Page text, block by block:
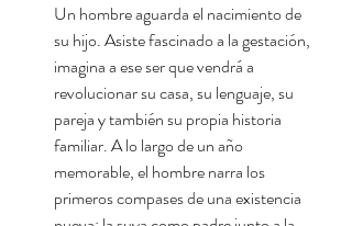
Un hombre aguarda el nacimiento de
su hijo. Asiste fascinado a la gestación,
imagina a ese ser que vendrá a
revolucionar su casa, su lenguaje, su
pareja y también su propia historia
familiar. A lo largo de un año
memorable, el hombre narra los
primeros compases de una existencia